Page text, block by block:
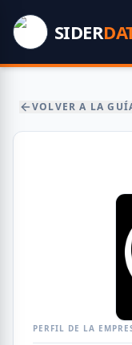
SIDER
VOLVER A LA
PERFIL DE LA